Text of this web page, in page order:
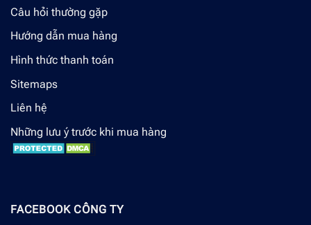
Câu hỏi thường gặp
Hướng dẫn mua hàng
Hình thức thanh toán
Sitemaps
Liên hệ
Những lưu ý trước khi mua hàng
FACEBOOK CÔNG TY